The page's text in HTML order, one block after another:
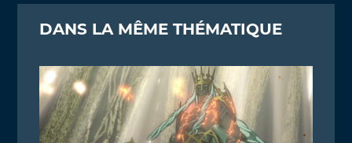
DANS LA MÊME THÉMATIQUE